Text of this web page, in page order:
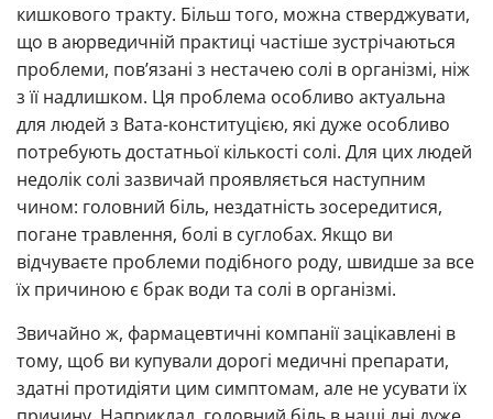
кишкового тракту. Більш того, можна стверджувати,
що в аюрведичній практиці частіше зустрічаються
проблеми, пов’язані з нестачею солі в організмі, ніж
з її надлишком. Ця проблема особливо актуальна
для людей з Вата-конституцією, які дуже особливо
потребують достатньої кількості солі. Для цих людей
недолік солі зазвичай проявляється наступним
чином: головний біль, нездатність зосередитися,
погане травлення, болі в суглобах. Якщо ви
відчуваєте проблеми подібного роду, швидше за все
їх причиною є брак води та солі в організмі.
Звичайно ж, фармацевтичні компанії зацікавлені в
тому, щоб ви купували дорогі медичні препарати,
здатні протидіяти цим симптомам, але не усувати їх